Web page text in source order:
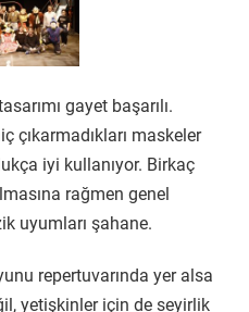
gayet başarılı.
çıkarmadıkları maskeler
iyi kullanıyor. Birkaç
rağmen genel
uyumları şahane.
repertuvarında yer alsa
yetişkinler için de seyirlik